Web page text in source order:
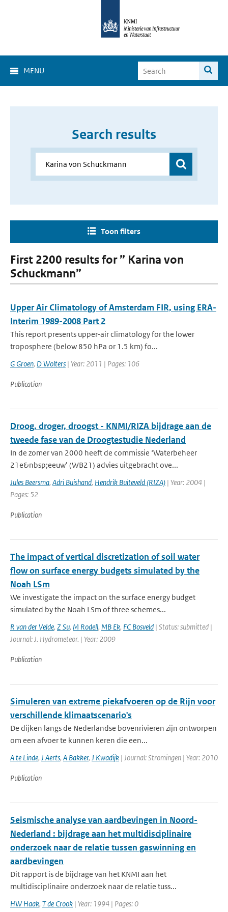
MENU
Search results
Toon filters
First 2200 results for ” Karina von
Schuckmann”
Upper Air Climatology of Amsterdam FIR, using ERA-
Interim 1989-2008 Part 2
This report presents upper-air climatology for the lower
troposphere (below 850 hPa or 1.5 km) fo...
G Groen, D Wolters | Year: 2011 | Pages: 106
Publication
Droog, droger, droogst - KNMI/RIZA bijdrage aan de
tweede fase van de Droogtestudie Nederland
In de zomer van 2000 heeft de commissie ‘Waterbeheer
21e&nbsp;eeuw’ (WB21) advies uitgebracht ove...
Jules Beersma, Adri Buishand, Hendrik Buiteveld (RIZA) | Year: 2004 |
Pages: 52
Publication
The impact of vertical discretization of soil water
flow on surface energy budgets simulated by the
Noah LSm
We investigate the impact on the surface energy budget
simulated by the Noah LSm of three schemes...
R van der Velde, Z Su, M Rodell, MB Ek, FC Bosveld | Status: submitted |
Journal: J. Hydrometeor. | Year: 2009
Publication
Simuleren van extreme piekafvoeren op de Rijn voor
verschillende klimaatscenario's
De dijken langs de Nederlandse bovenrivieren zijn ontworpen
om een afvoer te kunnen keren die een...
A te Linde, J Aerts, A Bakker, J Kwadijk | Journal: Stromingen | Year: 2010
Publication
Seismische analyse van aardbevingen in Noord-
Nederland : bijdrage aan het multidisciplinaire
onderzoek naar de relatie tussen gaswinning en
aardbevingen
Dit rapport is de bijdrage van het KNMI aan het
multidisciplinaire onderzoek naar de relatie tuss...
HW Haak, T de Crook | Year: 1994 | Pages: 0